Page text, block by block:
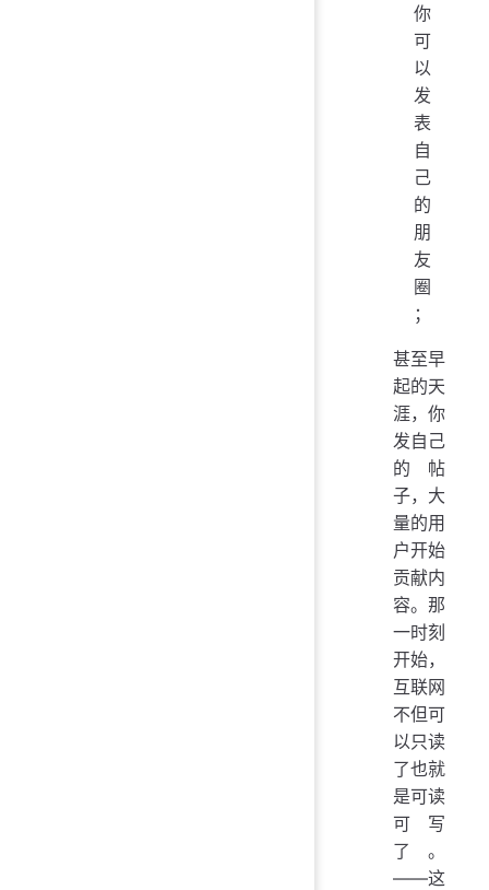
你
可
以
发
表
自
己
的
朋
友
圈
；
甚至早
起的天
涯，你
发自己
的帖
子，大
量的用
户开始
贡献内
容。那
一时刻
开始，
互联网
不但可
以只读
了也就
是可读
可写
了。
——这